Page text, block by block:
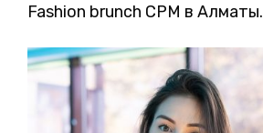
Fashion brunch CPM в Алматы.